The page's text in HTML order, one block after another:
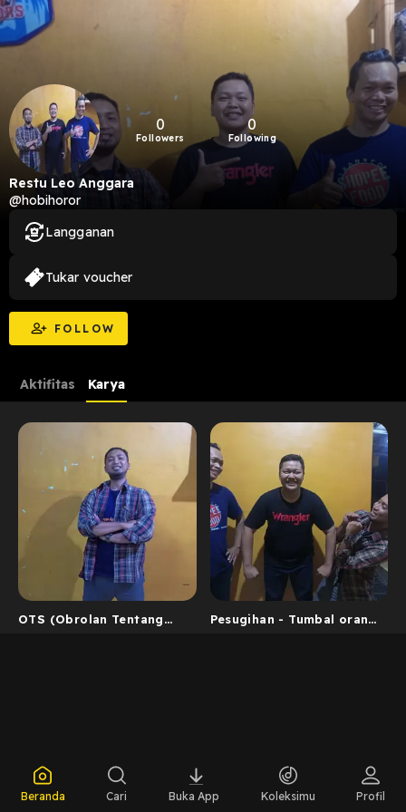
0
Followers
0
Following
Restu Leo Anggara
@hobihoror
FOLLOW
Langganan
Tukar voucher
Aktifitas Karya
OTS (Obrolan Tentang
Pesugihan - Tumbal orang
Beranda Cari Buka App Koleksimu Profil